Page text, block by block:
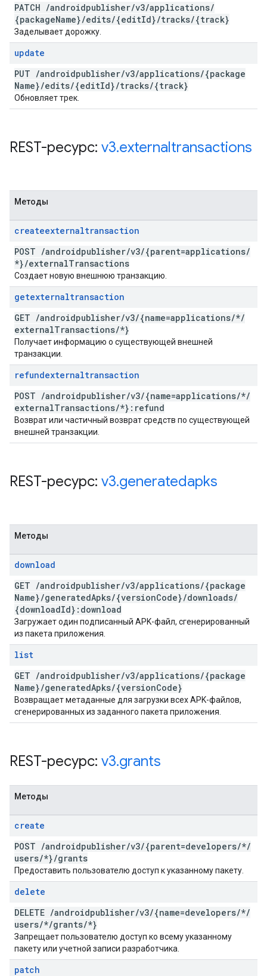
PATCH /androidpublisher/v3/applications/
{packageName}/edits/{editId}/tracks/{track}
Заделывает дорожку.
update
PUT /androidpublisher/v3/applications/{package
Name}/edits/{editId}/tracks/{track}
Обновляет трек.
REST-ресурс: v3.externaltransactions
Методы
createexternaltransaction
POST /androidpublisher/v3/{parent=applications/
*}/externalTransactions
Создает новую внешнюю транзакцию.
getexternaltransaction
GET /androidpublisher/v3/{name=applications/*/
externalTransactions/*}
Получает информацию о существующей внешней
транзакции.
refundexternaltransaction
POST /androidpublisher/v3/{name=applications/*/
externalTransactions/*}:refund
Возврат или частичный возврат средств по существующей
внешней транзакции.
REST-ресурс: v3.generatedapks
Методы
download
GET /androidpublisher/v3/applications/{package
Name}/generatedApks/{versionCode}/downloads/
{downloadId}:download
Загружает один подписанный APK-файл, сгенерированный
из пакета приложения.
list
GET /androidpublisher/v3/applications/{package
Name}/generatedApks/{versionCode}
Возвращает метаданные для загрузки всех APK-файлов,
сгенерированных из заданного пакета приложения.
REST-ресурс: v3.grants
Методы
create
POST /androidpublisher/v3/{parent=developers/*/
users/*}/grants
Предоставить пользователю доступ к указанному пакету.
delete
DELETE /androidpublisher/v3/{name=developers/*/
users/*/grants/*}
Запрещает пользователю доступ ко всему указанному
пакету или учетной записи разработчика.
patch